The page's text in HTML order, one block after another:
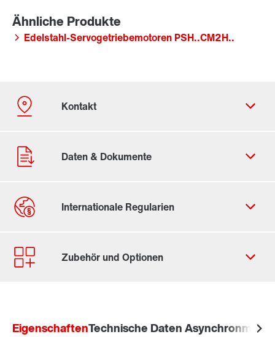
Edelstahl-Servogetriebemotoren PSH..CM2H..
Kontaktformular
Standorte/Kontakt weltweit
EigenschaftenTechnische Daten Asynchronmotor